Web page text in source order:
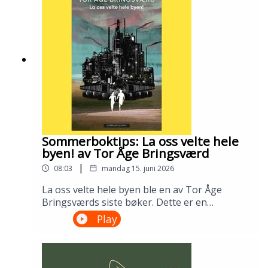
bibliotek i april 2026.Medvirkende: Tomas
Gustafsson og Ingris Bie
HelgesenProduksjon: Åsmund Ådnøy.Alt om
Sølvberget: https://www.sølvberget.no
Sommerboktips: La oss velte hele
byen! av Tor Åge Bringsværd
08:03 | mandag 15. juni 2026
La oss velte hele byen ble en av Tor Åge
Bringsværds siste bøker. Dette er en
dystopisk ungdomsroman fra en ødelagt og
urettferdig verden. Men den er slett ikke uten
håp. Lån den på biblioteket ditt!---Innspilt på
Ellen Vinje og Åsmund Ådnøy.Produksjon:
Play